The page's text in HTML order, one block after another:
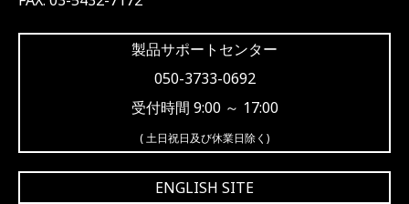
製品サポートセンター
050-3733-0692
受付時間 9:00 ～ 17:00
( 土日祝日及び休業日除く)
ENGLISH SITE